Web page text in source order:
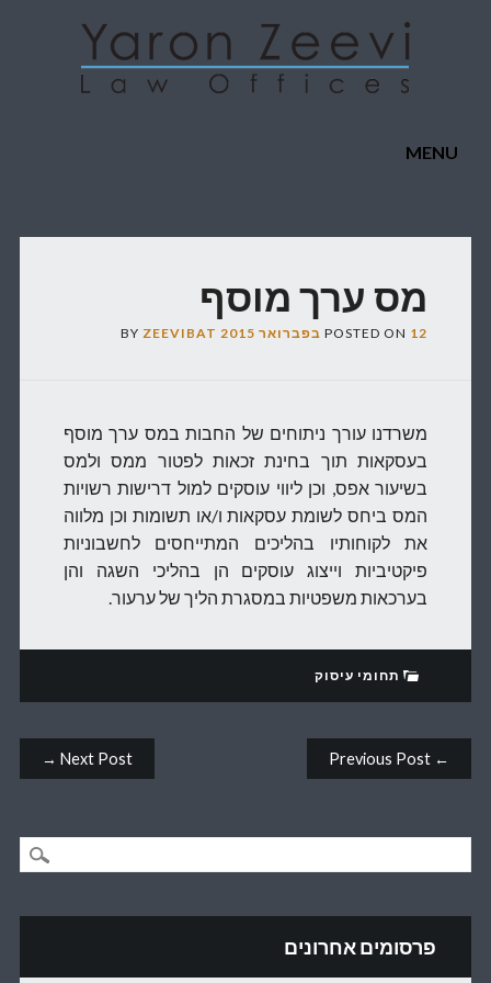
Main menu
MENU
מס ערך מוסף
POSTED ON 12 בפברואר 2015 BY ZEEVIBAT
משרדנו עורך ניתוחים של החבות במס ערך מוסף
בעסקאות תוך בחינת זכאות לפטור ממס ולמס
בשיעור אפס, וכן ליווי עוסקים למול דרישות רשויות
המס ביחס לשומת עסקאות ו/או תשומות וכן מלווה
את לקוחותיו בהליכים המתייחסים לחשבוניות
פיקטיביות וייצוג עוסקים הן בהליכי השגה והן
בערכאות משפטיות במסגרת הליך של ערעור.
תחומי עיסוק
Post navigation
← Previous Post
Next Post →
פרסומים אחרונים